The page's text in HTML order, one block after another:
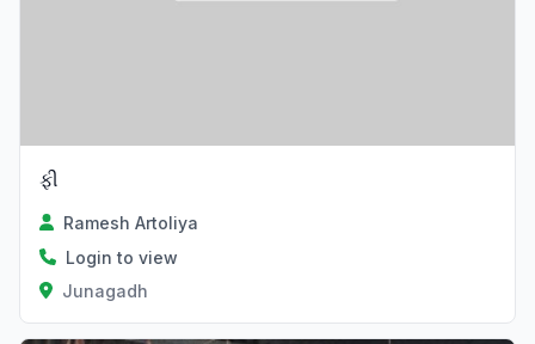
ફી
Ramesh Artoliya
Login to view
Junagadh